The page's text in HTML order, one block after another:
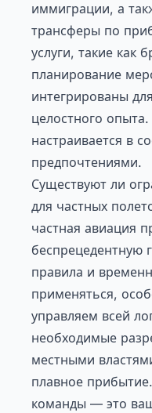
иммиграции, а
трансферы по
услуги, такие как
планирование
интегрированы
целостного
настраивается в
предпочтениями.
Существуют ли
для частных
частная авиация
беспрецедентную
правила и
применяться,
управляем всей
необходимые
местными
плавное
команды — это